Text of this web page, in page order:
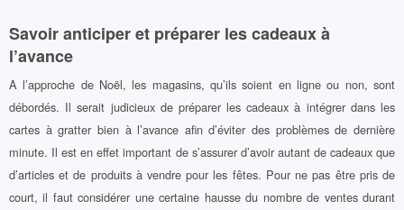
Savoir anticiper et préparer les cadeaux à
l’avance
A l’approche de Noël, les magasins, qu’ils soient en ligne ou non, sont
débordés. Il serait judicieux de préparer les cadeaux à intégrer dans les
cartes à gratter bien à l’avance afin d’éviter des problèmes de dernière
minute. Il est en effet important de s’assurer d’avoir autant de cadeaux que
d’articles et de produits à vendre pour les fêtes. Pour ne pas être pris de
court, il faut considérer une certaine hausse du nombre de ventes durant